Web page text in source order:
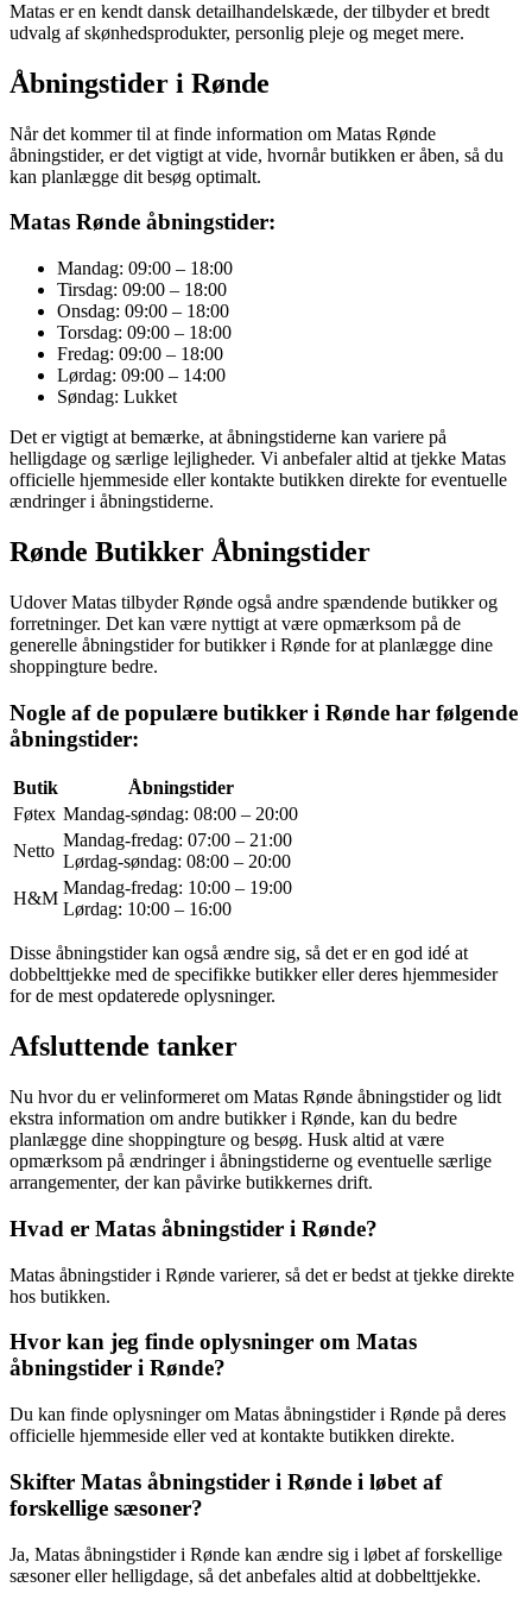
Matas er en kendt dansk detailhandelskæde, der tilbyder et bredt
udvalg af skønhedsprodukter, personlig pleje og meget mere.
Åbningstider i Rønde
Når det kommer til at finde information om Matas Rønde
åbningstider, er det vigtigt at vide, hvornår butikken er åben, så du
kan planlægge dit besøg optimalt.
Matas Rønde åbningstider:
Mandag: 09:00 – 18:00
Tirsdag: 09:00 – 18:00
Onsdag: 09:00 – 18:00
Torsdag: 09:00 – 18:00
Fredag: 09:00 – 18:00
Lørdag: 09:00 – 14:00
Søndag: Lukket
Det er vigtigt at bemærke, at åbningstiderne kan variere på
helligdage og særlige lejligheder. Vi anbefaler altid at tjekke Matas
officielle hjemmeside eller kontakte butikken direkte for eventuelle
ændringer i åbningstiderne.
Rønde Butikker Åbningstider
Udover Matas tilbyder Rønde også andre spændende butikker og
forretninger. Det kan være nyttigt at være opmærksom på de
generelle åbningstider for butikker i Rønde for at planlægge dine
shoppingture bedre.
Nogle af de populære butikker i Rønde har følgende
åbningstider:
Butik
Åbningstider
Føtex Mandag-søndag: 08:00 – 20:00
Netto
Mandag-fredag: 07:00 – 21:00
Lørdag-søndag: 08:00 – 20:00
H&M
Mandag-fredag: 10:00 – 19:00
Lørdag: 10:00 – 16:00
Disse åbningstider kan også ændre sig, så det er en god idé at
dobbelttjekke med de specifikke butikker eller deres hjemmesider
for de mest opdaterede oplysninger.
Afsluttende tanker
Nu hvor du er velinformeret om Matas Rønde åbningstider og lidt
ekstra information om andre butikker i Rønde, kan du bedre
planlægge dine shoppingture og besøg. Husk altid at være
opmærksom på ændringer i åbningstiderne og eventuelle særlige
arrangementer, der kan påvirke butikkernes drift.
Hvad er Matas åbningstider i Rønde?
Matas åbningstider i Rønde varierer, så det er bedst at tjekke direkte
hos butikken.
Hvor kan jeg finde oplysninger om Matas
åbningstider i Rønde?
Du kan finde oplysninger om Matas åbningstider i Rønde på deres
officielle hjemmeside eller ved at kontakte butikken direkte.
Skifter Matas åbningstider i Rønde i løbet af
forskellige sæsoner?
Ja, Matas åbningstider i Rønde kan ændre sig i løbet af forskellige
sæsoner eller helligdage, så det anbefales altid at dobbelttjekke.